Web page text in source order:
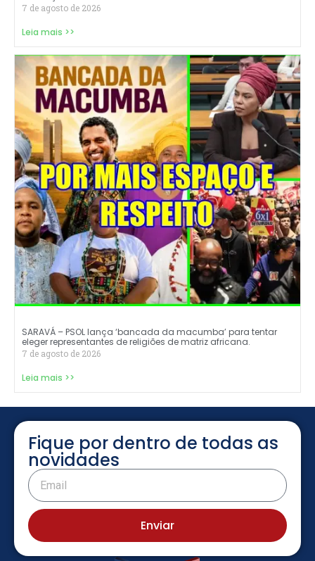
7 de agosto de 2026
Leia mais >>
SARAVÁ – PSOL lança ‘bancada da macumba’ para tentar
eleger representantes de religiões de matriz africana.
7 de agosto de 2026
Leia mais >>
Fique por dentro de todas as
novidades
Enviar